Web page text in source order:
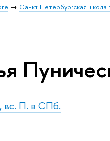
Санкт-Петербургская школа
вс. П. в СПб.